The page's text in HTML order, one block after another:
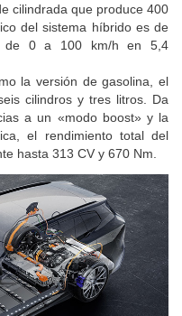
cilindrada que produce 400
del sistema híbrido es de
de 0 a 100 km/h en 5,4
la versión de gasolina, el
cilindros y tres litros. Da
a un «modo boost» y la
el rendimiento total del
hasta 313 CV y 670 Nm.